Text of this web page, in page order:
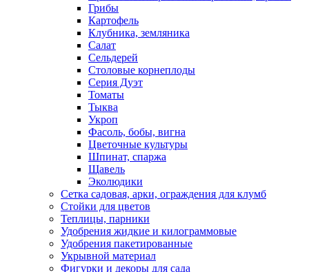
Грибы
Картофель
Клубника, земляника
Салат
Сельдерей
Столовые корнеплоды
Серия Дуэт
Томаты
Тыква
Укроп
Фасоль, бобы, вигна
Цветочные культуры
Шпинат, спаржа
Щавель
Эколюдики
Сетка садовая, арки, ограждения для клумб
Стойки для цветов
Теплицы, парники
Удобрения жидкие и килограммовые
Удобрения пакетированные
Укрывной материал
Фигурки и декоры для сада